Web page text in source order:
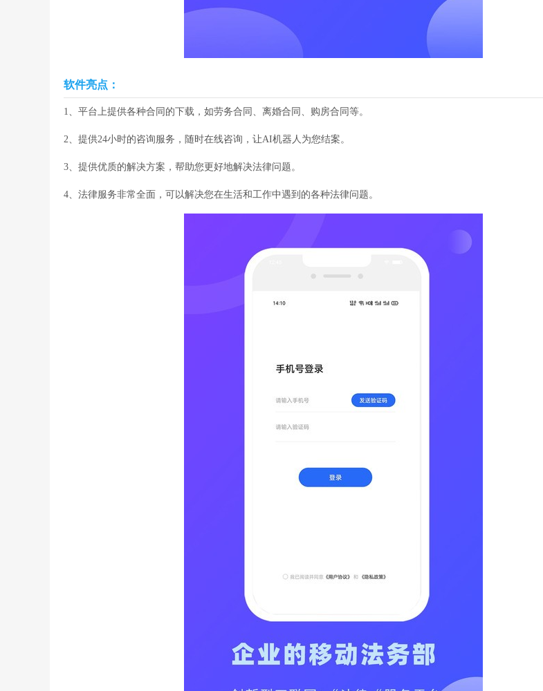
软件亮点：
1、平台上提供各种合同的下载，如劳务合同、离婚合同、购房合同等。
2、提供24小时的咨询服务，随时在线咨询，让AI机器人为您结案。
3、提供优质的解决方案，帮助您更好地解决法律问题。
4、法律服务非常全面，可以解决您在生活和工作中遇到的各种法律问题。